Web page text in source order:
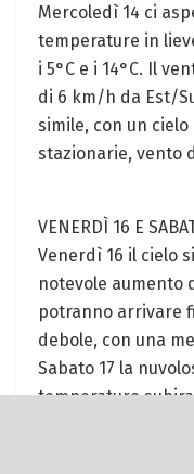
Mercoledì 14 ci
temperature in
i 5°C e i 14°C. Il
di 6 km/h da Est/
simile, con un
stazionarie, vento
VENERDÌ 16 E
Venerdì 16 il cielo
notevole aumento
potranno arrivare
debole, con una
Sabato 17 la
temperature